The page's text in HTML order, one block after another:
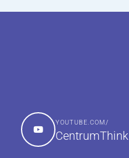
YOUTUBE.COM/
CentrumThink